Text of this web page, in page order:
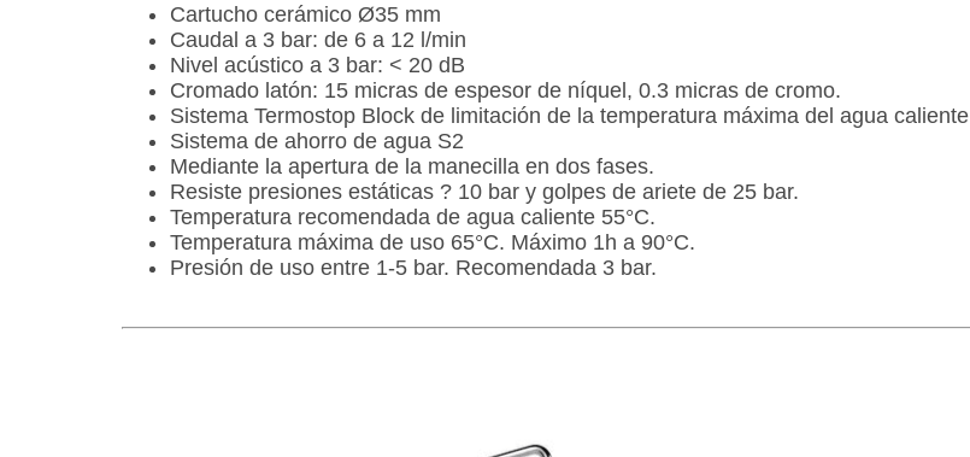
Cartucho cerámico Ø35 mm
Caudal a 3 bar: de 6 a 12 l/min
Nivel acústico a 3 bar: < 20 dB
Cromado latón: 15 micras de espesor de níquel, 0.3 micras de cromo.
Sistema Termostop Block de limitación de la temperatura máxima del agua caliente
Sistema de ahorro de agua S2
Mediante la apertura de la manecilla en dos fases.
Resiste presiones estáticas ? 10 bar y golpes de ariete de 25 bar.
Temperatura recomendada de agua caliente 55°C.
Temperatura máxima de uso 65°C. Máximo 1h a 90°C.
Presión de uso entre 1-5 bar. Recomendada 3 bar.